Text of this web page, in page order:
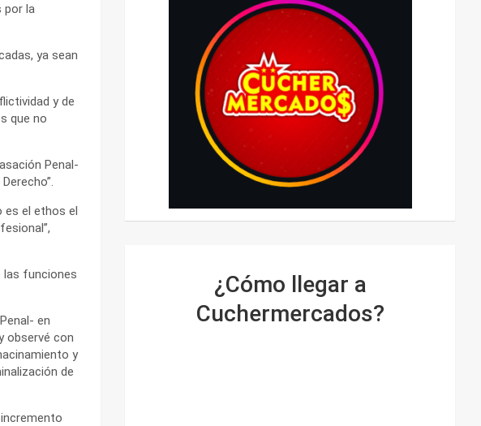
por la
ya sean
y de
que no
Penal-
es el ethos el
las funciones
en
observé con
y
de
¿Cómo llegar a
Cuchermercados?